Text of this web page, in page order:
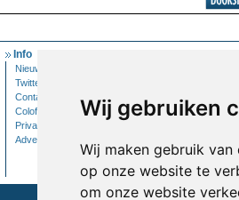
Wij gebruiken
Wij maken gebruik
op onze website te
om onze website
Info
Nieuwsbrief
Twitter
Contact
Colofon
Privacy
Adverteren